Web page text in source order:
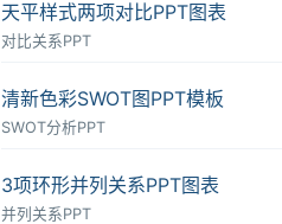
天平样式两项对比PPT图表
对比关系PPT
清新色彩SWOT图PPT模板
SWOT分析PPT
3项环形并列关系PPT图表
并列关系PPT